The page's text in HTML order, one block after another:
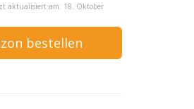
aktualisiert am: 18. Oktober
bestellen